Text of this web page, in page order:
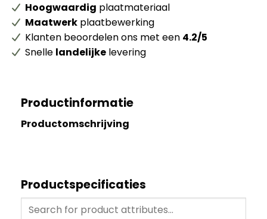
Hoogwaardig plaatmateriaal
Maatwerk plaatbewerking
Klanten beoordelen ons met een 4.2/5
Snelle landelijke levering
Productinformatie
Productomschrijving
Productspecificaties